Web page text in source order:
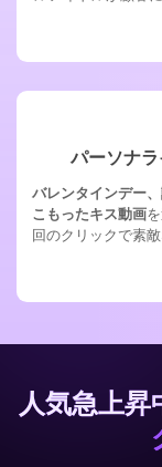
パーソナ
バレンタインデー
こもったキス動画
回のクリックで素
人気急上